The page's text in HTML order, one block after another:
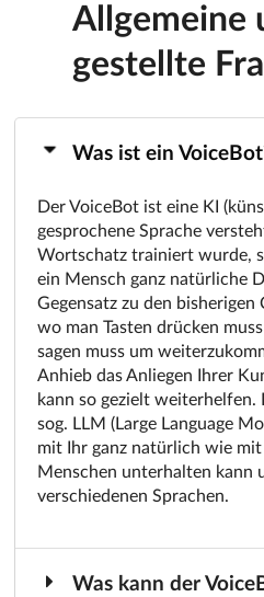
Allgemeine
gestellte
Was ist ein
Der VoiceBot ist eine KI
gesprochene Sprache
Wortschatz trainiert wurde,
ein Mensch ganz natürliche
Gegensatz zu den bisherigen
wo man Tasten drücken
sagen muss um
Anhieb das Anliegen Ihrer
kann so gezielt weiterhelfen.
sog. LLM (Large Language
mit Ihr ganz natürlich wie
Menschen unterhalten kann
verschiedenen Sprachen.
Was kann der